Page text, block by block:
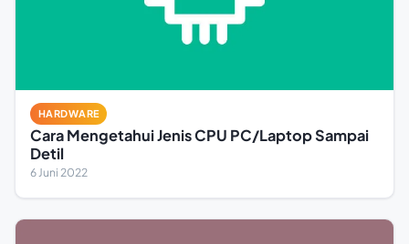
HARDWARE
Cara Mengetahui Jenis CPU PC/Laptop Sampai
Detil
6 Juni 2022